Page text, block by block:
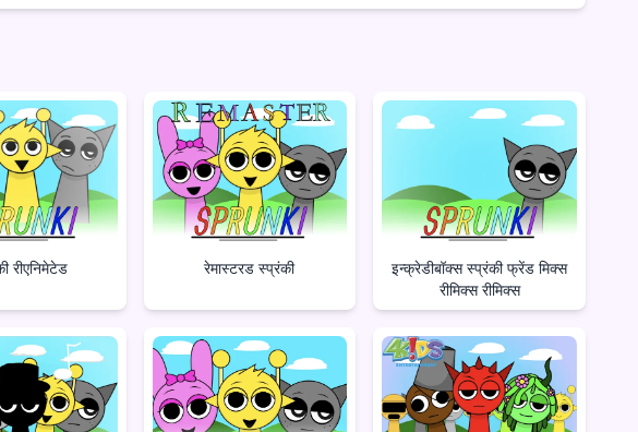
रीएनिमेटेड रेमास्टरड स्प्रंकी
इन्क्रेडीबॉक्स स्प्रंकी फ्रेंड मिक्स
रीमिक्स रीमिक्स